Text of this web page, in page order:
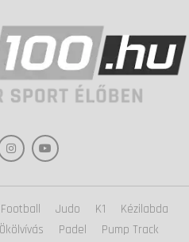
Judo K1
Kézilabda
Ökölvívás Padel
Pump Track